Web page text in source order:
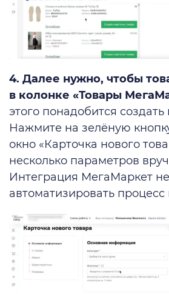
4. Далее нужно, чтобы
в колонке «Товары
этого понадобится создать
Нажмите на зелёную
окно «Карточка нового
несколько параметров
Интеграция МегаМаркет
автоматизировать процесс